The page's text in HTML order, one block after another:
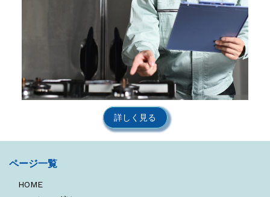
詳しく見る
ページ一覧
HOME